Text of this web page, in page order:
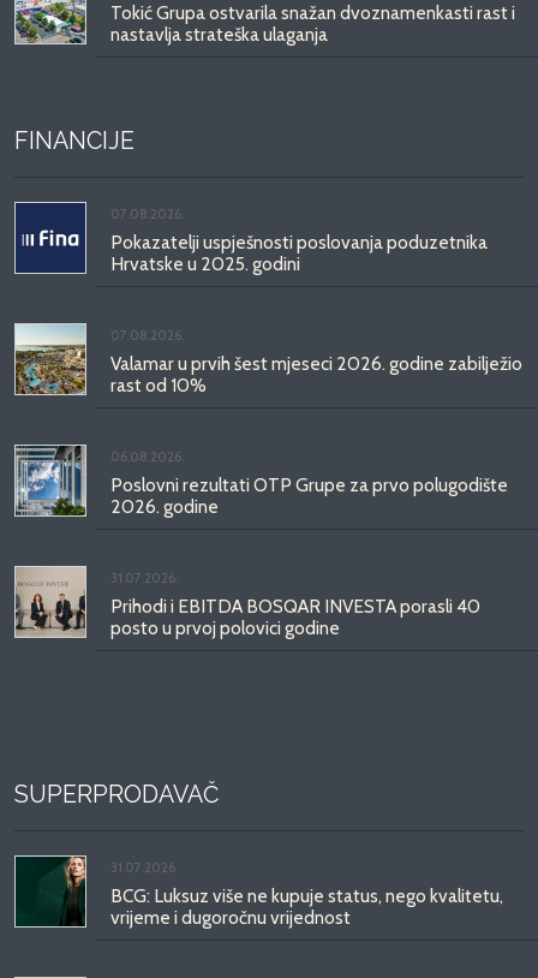
Tokić Grupa ostvarila snažan dvoznamenkasti rast i
nastavlja strateška ulaganja
FINANCIJE
07.08.2026.
Pokazatelji uspješnosti poslovanja poduzetnika
Hrvatske u 2025. godini
07.08.2026.
Valamar u prvih šest mjeseci 2026. godine zabilježio
rast od 10%
06.08.2026.
Poslovni rezultati OTP Grupe za prvo polugodište
2026. godine
31.07.2026.
Prihodi i EBITDA BOSQAR INVESTA porasli 40
posto u prvoj polovici godine
SUPERPRODAVAČ
31.07.2026.
BCG: Luksuz više ne kupuje status, nego kvalitetu,
vrijeme i dugoročnu vrijednost